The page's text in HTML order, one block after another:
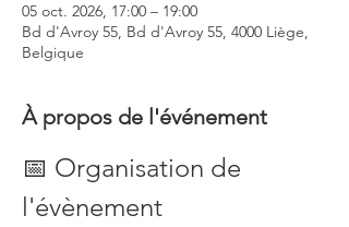
05 oct. 2026, 17:00 – 19:00
Bd d'Avroy 55, Bd d'Avroy 55, 4000 Liège,
Belgique
À propos de l'événement
📅 Organisation de
l'évènement